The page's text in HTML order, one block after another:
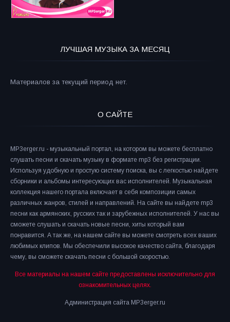
ЛУЧШАЯ МУЗЫКА ЗА МЕСЯЦ
Материалов за текущий период нет.
О САЙТЕ
MP3erger.ru - музыкальный портал, на котором вы можете бесплатно
слушать песни и скачать музыку в формате mp3 без регистрации.
Используя удобную и простую систему поиска, вы с легкостью найдете
сборники и альбомы интересующих вас исполнителей. Музыкальная
коллекция нашего портала включает в себя композиции самых
различных жанров, стилей и направлений. На сайте вы найдете mp3
песни как армянских, русских так и зарубежных исполнителей. У нас вы
сможете слушать и скачать новые песни, хиты который вам
понравится. А так же, на нашем сайте вы можете смотреть всех ваших
любимых клипов. Мы обеспечили высокое качество сайта, благодаря
чему, вы сможете скачать песни с большой скоростью.
Все материалы на нашем сайте предоставлены исключительно для
ознакомительных целях.
Администрация сайта MP3erger.ru